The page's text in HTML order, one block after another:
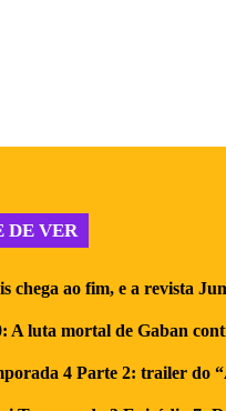
DE VER
chega ao fim, e a revista
A luta mortal de Gaban
4 Parte 2: trailer do